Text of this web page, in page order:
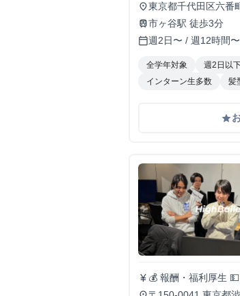
place東京都千代田区六番
train市ヶ谷駅 徒歩3分
calendar_today週2日〜 / 週12時間〜
全学年対象 週2日以
インターン生多数
髪
grade
currency_yen 💰 報酬・福利厚生
昇給あり！（半年ごとに査定） 🏠 住まいのサポートも充実！